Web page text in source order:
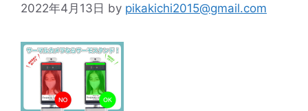
2022年4月13日 by pikakichi2015@gmail.com